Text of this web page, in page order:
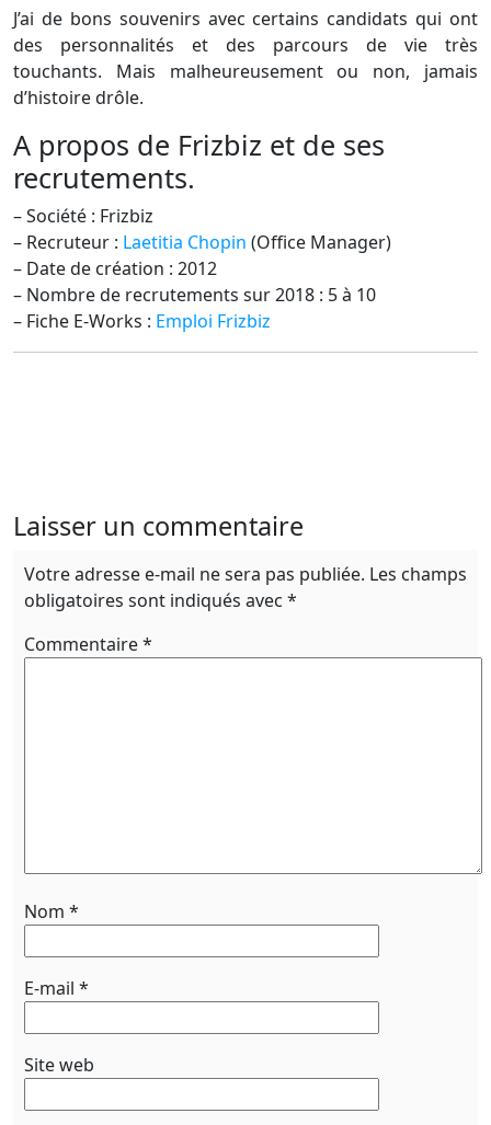
J’ai de bons souvenirs avec certains candidats qui ont
des personnalités et des parcours de vie très
touchants. Mais malheureusement ou non, jamais
d’histoire drôle.
A propos de Frizbiz et de ses
recrutements.
– Société : Frizbiz
– Recruteur : Laetitia Chopin (Office Manager)
– Date de création : 2012
– Nombre de recrutements sur 2018 : 5 à 10
– Fiche E-Works : Emploi Frizbiz
Laisser un commentaire
Votre adresse e-mail ne sera pas publiée. Les champs
obligatoires sont indiqués avec *
Commentaire*
Nom *
E-mail *
Site web